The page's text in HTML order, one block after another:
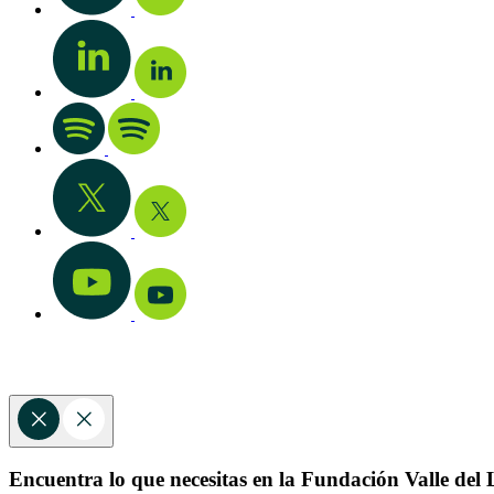
Encuentra lo que necesitas en la Fundación Valle del